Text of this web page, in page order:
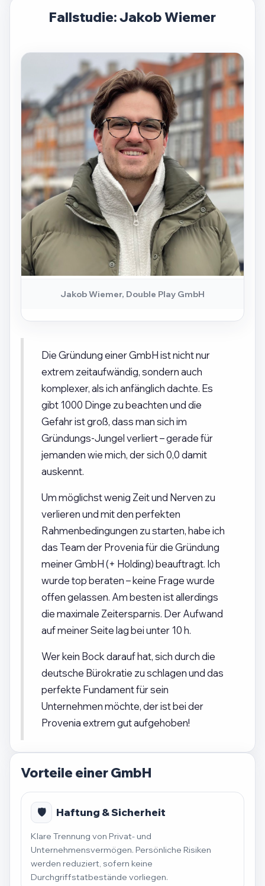
Fallstudie: Jakob Wiemer
Jakob Wiemer, Double Play GmbH
Die Gründung einer GmbH ist nicht nur
extrem zeitaufwändig, sondern auch
komplexer, als ich anfänglich dachte. Es
gibt 1000 Dinge zu beachten und die
Gefahr ist groß, dass man sich im
Gründungs-Jungel verliert – gerade für
jemanden wie mich, der sich 0,0 damit
auskennt.
Um möglichst wenig Zeit und Nerven zu
verlieren und mit den perfekten
Rahmenbedingungen zu starten, habe ich
das Team der Provenia für die Gründung
meiner GmbH (+ Holding) beauftragt. Ich
wurde top beraten – keine Frage wurde
offen gelassen. Am besten ist allerdings
die maximale Zeitersparnis. Der Aufwand
auf meiner Seite lag bei unter 10 h.
Wer kein Bock darauf hat, sich durch die
deutsche Bürokratie zu schlagen und das
perfekte Fundament für sein
Unternehmen möchte, der ist bei der
Provenia extrem gut aufgehoben!
Vorteile einer GmbH
🛡️ Haftung & Sicherheit
Klare Trennung von Privat- und
Unternehmensvermögen. Persönliche Risiken
werden reduziert, sofern keine
Durchgriffstatbestände vorliegen.